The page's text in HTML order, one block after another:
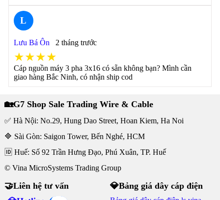
L
Lưu Bá Ôn 2 tháng trước
★★★★
Cáp nguồn máy 3 pha 3x16 có sẵn không bạn? Mình cần
giao hàng Bắc Ninh, có nhận ship cod
🏡G7 Shop Sale Trading Wire & Cable
✅ Hà Nội: No.29, Hung Dao Street, Hoan Kiem, Ha Noi
🔷 Sài Gòn: Saigon Tower, Bến Nghé, HCM
🆔 Huế: Số 92 Trần Hưng Đạo, Phú Xuân, TP. Huế
© Vina MicroSystems Trading Group
🤝Liên hệ tư vấn
💎Bảng giá dây cáp điện